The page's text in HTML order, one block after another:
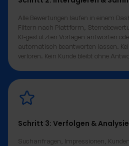
Alle Bewertungen laufen in einem
Filtern nach Plattform,
KI-gestützten Vorlagen antworten
automatisch beantworten lassen.
verloren. Kein Kunde bleibt ohne
Schritt 3: Verfolgen &
Suchanfragen, Impressionen,